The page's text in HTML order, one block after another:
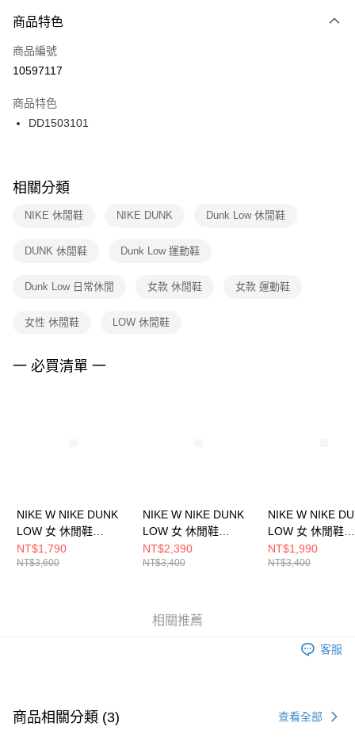
３．安心：先確認商品／服務後，再付款。
【「AFTEE先享後付」結帳流程】
１．於結帳方式選擇「AFTEE先享後付」後，將跳轉至「AFTEE先享後付」
２．訂單成立數日內，您將收到繳費通知簡訊。
３．收到繳費通知簡訊後14天內，點擊此簡訊中的連結，可透過四大超商／
ATM／網路銀行／等多元方式進行付款，方視為交易完成。
※ 交易是否成功請以「AFTEE先享後付 」之結帳頁面顯示為準，若有關於
是否繳費成功／繳費後需取消欲退款等相關疑問，請聯繫「AFTEE先享後付
客戶支援中心」
https://netprotections.freshdesk.com/support/home
１．透過由恩沛科技股份有限公司提供之「AFTEE先享後付」服務完成之交
權轉讓予恩沛科技股份有限公司。
３．未成年的使用者請事先徵得法定代理人或監護人之同意方可使用
４．使用「AFTEE先享後付」時，將依據個別帳號之用戶狀況，依本公司即
每筆NT$100，滿NT$1,500(含以上)免運費
宅配
每筆NT$100，滿NT$1,500(含以上)免運費
付款後門市自取
每筆NT$100，滿NT$1,500(含以上)免運費
商品特色
商品編號
10597117
商品特色
DD1503101
相關分類
NIKE 休閒鞋 NIKE DUNK Dunk Low 休閒鞋
DUNK 休閒鞋 Dunk Low 運動鞋
Dunk Low 日常休閒 女款 休閒鞋 女款 運動鞋
女性 休閒鞋 LOW 休閒鞋
一 必買清單 一
NIKE W NIKE DUNK
LOW 女 休閒鞋
FZ2552001
NT$1,790
NT$3,600
NIKE W NIKE DUNK
LOW 女 休閒鞋
DD1503103
NT$2,390
NT$3,400
NIKE W NIKE
LOW 女 休閒鞋
HV0842133
NT$1,990
NT$3,400
相關推薦
客服
商品相關分類 (3) 查看全部